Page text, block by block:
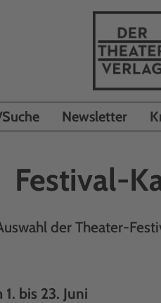
Newsletter
Festival-
der Theater-
bis 23. Juni